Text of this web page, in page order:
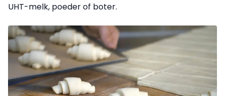
UHT-melk, poeder of boter.